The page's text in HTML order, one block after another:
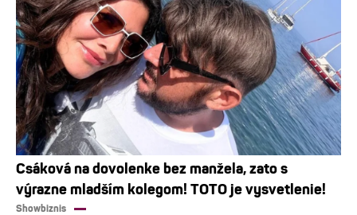
Csáková na dovolenke bez manžela, zato s
výrazne mladším kolegom! TOTO je vysvetlenie!
Showbiznis